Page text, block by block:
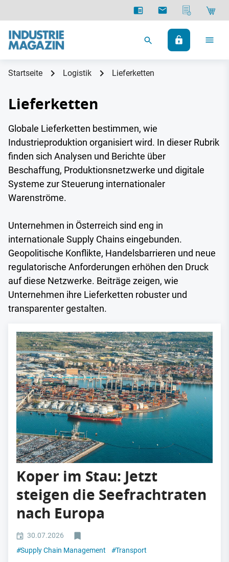
Startseite Logistik Lieferketten
Lieferketten
Globale Lieferketten bestimmen, wie
Industrieproduktion organisiert wird. In dieser Rubrik
finden sich Analysen und Berichte über
Beschaffung, Produktionsnetzwerke und digitale
Systeme zur Steuerung internationaler
Warenströme.
Unternehmen in Österreich sind eng in
internationale Supply Chains eingebunden.
Geopolitische Konflikte, Handelsbarrieren und neue
regulatorische Anforderungen erhöhen den Druck
auf diese Netzwerke. Beiträge zeigen, wie
Unternehmen ihre Lieferketten robuster und
transparenter gestalten.
Koper im Stau: Jetzt
steigen die Seefrachtraten
nach Europa
30.07.2026
#Supply Chain Management #Transport